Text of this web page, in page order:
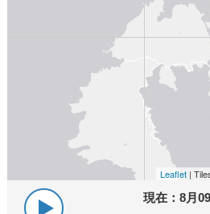
Leaflet |
現在：8月